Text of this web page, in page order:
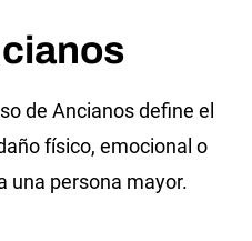
de Ancianos define el
físico, emocional o
una persona mayor.